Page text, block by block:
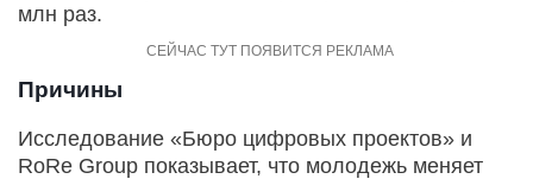
млн раз.
Причины
Исследование «Бюро цифровых проектов» и
RoRe Group показывает, что молодежь меняет